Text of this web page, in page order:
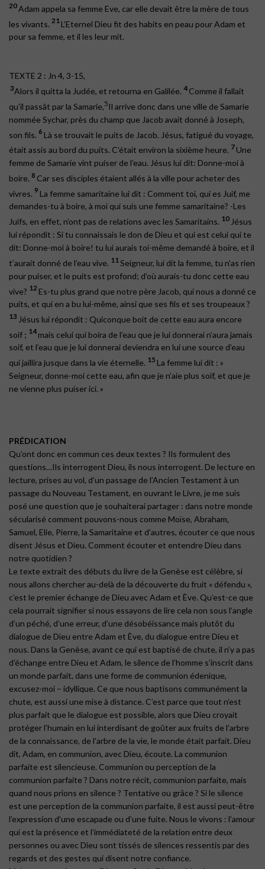
20Adam appela sa femme Eve, car elle devait être la mère de tous
les vivants. 21 L’Eternel Dieu fit des habits en peau pour Adam et
pour sa femme, et il les leur mit.
TEXTE 2 : Jn 4, 3-15,
3Alors il quitta la Judée, et retourna en Galilée. 4 Comme il fallait
qu’il passât par la Samarie,5 Il arrive donc dans une ville de Samarie
nommée Sychar, près du champ que Jacob avait donné à Joseph,
son fils. 6 Là se trouvait le puits de Jacob. Jésus, fatigué du voyage,
était assis au bord du puits. C’était environ la sixième heure. 7 Une
femme de Samarie vint puiser de l’eau. Jésus lui dit: Donne-moi à
boire. 8 Car ses disciples étaient allés à la ville pour acheter des
vivres. 9 La femme samaritaine lui dit : Comment toi, qui es Juif, me
demandes-tu à boire, à moi qui suis une femme samaritaine? -Les
Juifs, en effet, n’ont pas de relations avec les Samaritains. 10 Jésus
lui répondit : Si tu connaissais le don de Dieu et qui est celui qui te
dit: Donne-moi à boire! tu lui aurais toi-même demandé à boire, et il
t’aurait donné de l’eau vive. 11 Seigneur, lui dit la femme, tu n’as rien
pour puiser, et le puits est profond; d’où aurais-tu donc cette eau
vive? 12 Es-tu plus grand que notre père Jacob, qui nous a donné ce
puits, et qui en a bu lui-même, ainsi que ses fils et ses troupeaux ?
13 Jésus lui répondit : Quiconque boit de cette eau aura encore
soif ; 14 mais celui qui boira de l’eau que je lui donnerai n’aura jamais
soif, et l’eau que je lui donnerai deviendra en lui une source d’eau
qui jaillira jusque dans la vie éternelle. 15 La femme lui dit : »
Seigneur, donne-moi cette eau, afin que je n’aie plus soif, et que je
ne vienne plus puiser ici. »
PRÉDICATION
Qu’ont donc en commun ces deux textes ? Ils formulent des
questions…Ils interrogent Dieu, ils nous interrogent. De lecture en
lecture, prises au vol, d’un passage de l’Ancien Testament à un
passage du Nouveau Testament, en ouvrant le Livre, je me suis
posé une question que je souhaiterai partager : dans notre monde
sécularisé comment pouvons-nous comme Moïse, Abraham,
Samuel, Elie, Pierre, la Samaritaine et d’autres, écouter ce que nous
disent Jésus et Dieu. Comment écouter et entendre Dieu dans
notre quotidien ?
Le texte extrait des débuts du livre de la Genèse est célèbre, si
nous allons chercher au-delà de la découverte du fruit « défendu »,
c’est le premier échange de Dieu avec Adam et Ève. Qu’est-ce que
cela pourrait signifier si nous essayons de lire cela non sous l’angle
d’un péché, d’une erreur, d’une désobéissance mais plutôt du
dialogue de Dieu entre Adam et Ève, du dialogue entre Dieu et
nous. Dans la Genèse, avant ce qui est baptisé de chute, il n’y a pas
d’échange entre Dieu et Adam, le silence de l’homme s’inscrit dans
un monde parfait, dans une forme de communion édenique,
excusez-moi – idyllique. Ce que nous baptisons communément la
chute, est aussi une mise à distance. C’est parce que tout n’est
plus parfait que le dialogue est possible, alors que Dieu croyait
protéger l’humain en lui interdisant de goûter aux fruits de l’arbre
de la connaissance, de l’arbre de la vie, le monde était parfait. Dieu
dit, Adam, en communion, avec Dieu, écoute. La communion
parfaite est silencieuse. Communion ou perception de la
communion parfaite ? Dans notre récit, communion parfaite, mais
quand nous prions en silence ? Tentative ou grâce ? Si le silence
est une perception de la communion parfaite, il est aussi peut-être
l’expression d’une escapade ou d’une fuite. Nous le vivons : l’amour
qui est la présence et l’immédiateté de la relation entre deux
personnes ou avec Dieu sont tissés de silences ressentis par des
regards et des gestes qui disent notre confiance.